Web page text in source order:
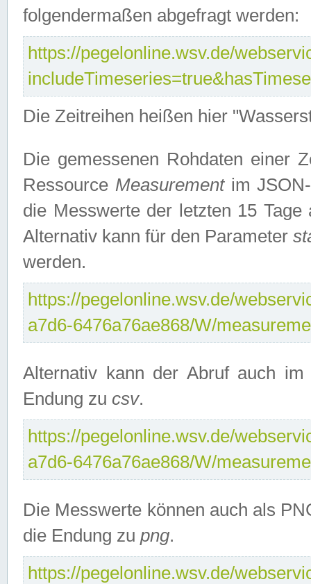
folgendermaßen abgefragt werden:
https://pegelonline.wsv.de/
Die Zeitreihen heißen hier
Die gemessenen Rohdaten einer
Ressource Measurementim JSON-
die Messwerte der letzten 15
Alternativ kann für den Parameter
werden.
https://pegelonline.wsv.de/
a7d6-6476a76ae868/W/
Alternativ kann der Abruf auch
Endung zu csv.
https://pegelonline.wsv.de/
a7d6-6476a76ae868/W/
Die Messwerte können auch als
die Endung zu png.
https://pegelonline.wsv.de/